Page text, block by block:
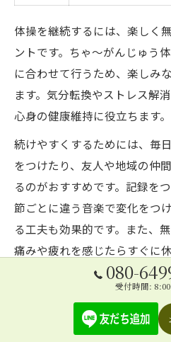
体操を継続するには、楽しく
ントです。ちゃ～がんじゅう
に合わせて行うため、楽しみ
ます。気分転換やストレス解
心身の健康維持に役立ちます。
続けやすくするためには、毎
をつけたり、友人や地域の仲
るのがおすすめです。記録を
節ごとに違う音楽で変化をつ
る工夫も効果的です。また、
痛みや疲れを感じたらすぐに
「今日は少しだけ」「できる
軽に始めることが、長く続け
ことで、筋力やバランス感覚
080-
受付時間: